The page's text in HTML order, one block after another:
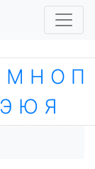
М Н О П
Э Ю Я